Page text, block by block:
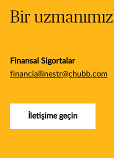
Bir
Finansal Sigortalar
financiallinestr@chubb.com
İletişime geçin